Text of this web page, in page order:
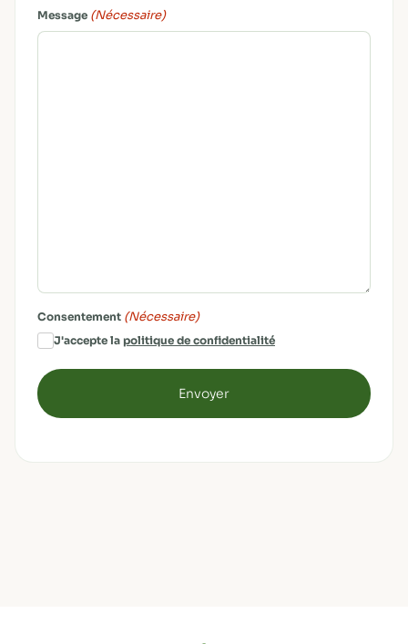
Message (Nécessaire)
Consentement (Nécessaire)
J'accepte la politique de confidentialité